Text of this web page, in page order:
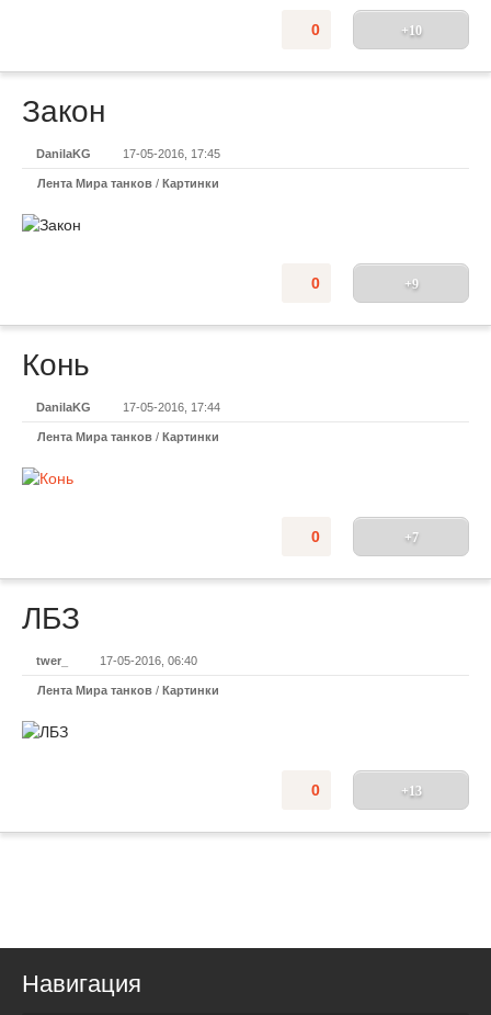
+10
0
Закон
DanilaKG 17-05-2016, 17:45
Лента Мира танков / Картинки
+9
0
Конь
DanilaKG 17-05-2016, 17:44
Лента Мира танков / Картинки
+7
0
ЛБЗ
twer_ 17-05-2016, 06:40
Лента Мира танков / Картинки
+13
0
Навигация